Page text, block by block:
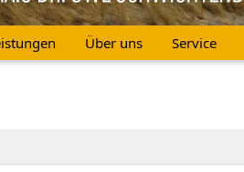
Über uns Service